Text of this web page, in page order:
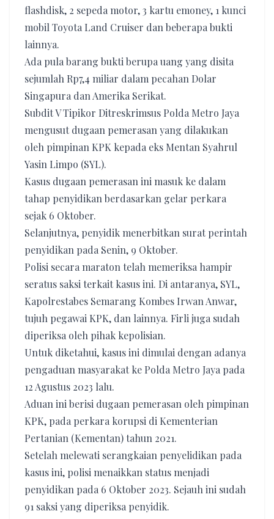
flashdisk, 2 sepeda motor, 3 kartu emoney, 1 kunci
mobil Toyota Land Cruiser dan beberapa bukti
lainnya.
Ada pula barang bukti berupa uang yang disita
sejumlah Rp7,4 miliar dalam pecahan Dolar
Singapura dan Amerika Serikat.
Subdit V Tipikor Ditreskrimsus Polda Metro Jaya
mengusut dugaan pemerasan yang dilakukan
oleh pimpinan KPK kepada eks Mentan Syahrul
Yasin Limpo (SYL).
Kasus dugaan pemerasan ini masuk ke dalam
tahap penyidikan berdasarkan gelar perkara
sejak 6 Oktober.
Selanjutnya, penyidik menerbitkan surat perintah
penyidikan pada Senin, 9 Oktober.
Polisi secara maraton telah memeriksa hampir
seratus saksi terkait kasus ini. Di antaranya, SYL,
Kapolrestabes Semarang Kombes Irwan Anwar,
tujuh pegawai KPK, dan lainnya. Firli juga sudah
diperiksa oleh pihak kepolisian.
Untuk diketahui, kasus ini dimulai dengan adanya
pengaduan masyarakat ke Polda Metro Jaya pada
12 Agustus 2023 lalu.
Aduan ini berisi dugaan pemerasan oleh pimpinan
KPK, pada perkara korupsi di Kementerian
Pertanian (Kementan) tahun 2021.
Setelah melewati serangkaian penyelidikan pada
kasus ini, polisi menaikkan status menjadi
penyidikan pada 6 Oktober 2023. Sejauh ini sudah
91 saksi yang diperiksa penyidik.